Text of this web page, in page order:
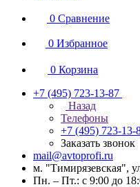
0 Сравнение
0 Избранное
0 Корзина
+7 (495) 723-13-87
Назад
Телефоны
+7 (495) 723-13-
Заказать звонок
mail@avtoprofi.ru
м. "Тимирязевская",
Пн. – Пт.: с 9:00 до